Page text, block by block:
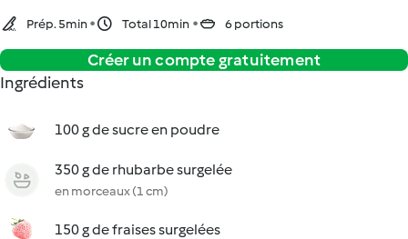
Prép. 5min Total 10min 6 portions
Créer un compte gratuitement
Ingrédients
100 g de sucre en poudre
350 g de rhubarbe surgelée
en morceaux (1 cm)
150 g de fraises surgelées